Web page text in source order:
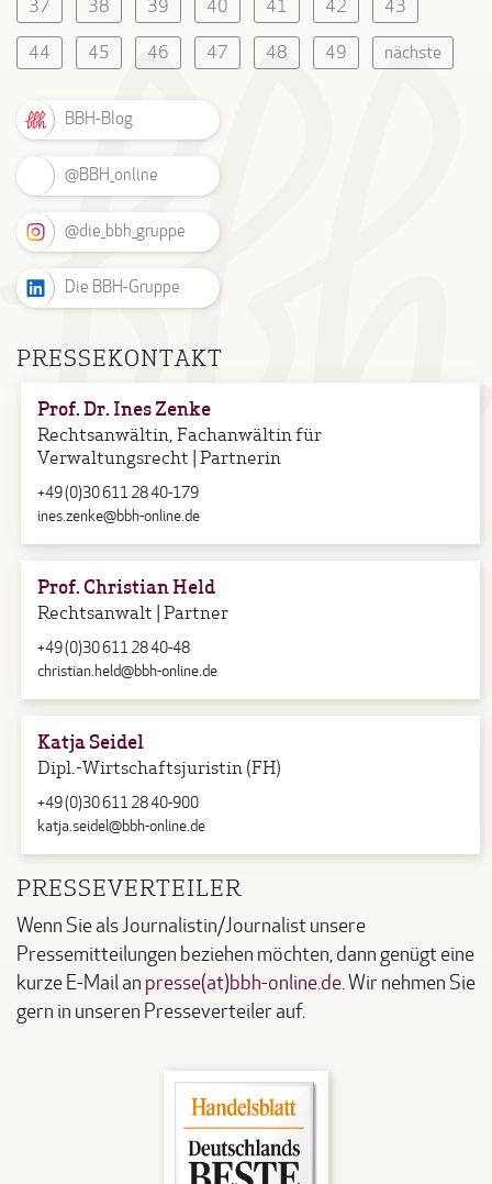
37 38 39 40 41 42 43
44 45 46 47 48 49 nächste
BBH-Blog
@BBH_online
@die_bbh_gruppe
Die BBH-Gruppe
PRESSEKONTAKT
Prof. Dr. Ines Zenke
Rechtsanwältin, Fachanwältin für
Verwaltungsrecht | Partnerin
+49 (0)30 611 28 40-179
ines.zenke@bbh-online.de
Prof. Christian Held
Rechtsanwalt | Partner
+49 (0)30 611 28 40-48
christian.held@bbh-online.de
Katja Seidel
Dipl.-Wirtschaftsjuristin (FH)
+49 (0)30 611 28 40-900
katja.seidel@bbh-online.de
PRESSEVERTEILER
Wenn Sie als Journalistin/Journalist unsere
Pressemitteilungen beziehen möchten, dann genügt eine
kurze E-Mail an presse(at)bbh-online.de. Wir nehmen Sie
gern in unseren Presseverteiler auf.